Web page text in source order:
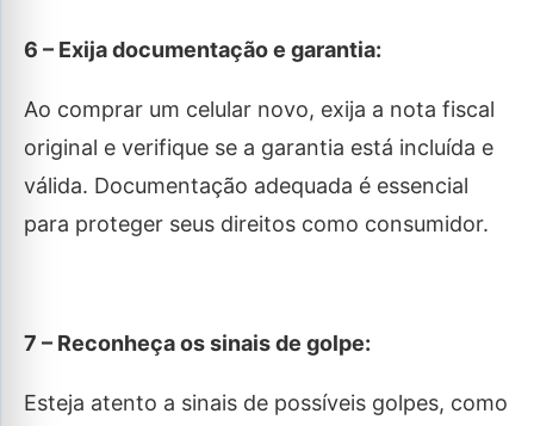
6 – Exija documentação e garantia:
Ao comprar um celular novo, exija a nota fiscal
original e verifique se a garantia está incluída e
válida. Documentação adequada é essencial
para proteger seus direitos como consumidor.
7 – Reconheça os sinais de golpe:
Esteja atento a sinais de possíveis golpes, como